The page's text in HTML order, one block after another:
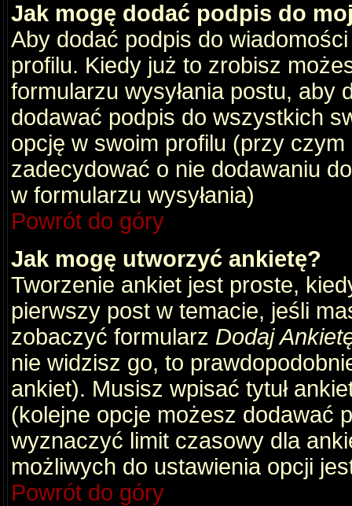
Jak mogę dodać podpis do
Aby dodać podpis do
profilu. Kiedy już to zrobisz
formularzu wysyłania postu,
dodawać podpis do wszystkich
opcję w swoim profilu (przy
zadecydować o nie dodawaniu
w formularzu wysyłania)
Powrót do góry
Jak mogę utworzyć ankietę?
Tworzenie ankiet jest proste,
pierwszy post w temacie, jeśli
zobaczyć formularz Dodaj
nie widzisz go, to
ankiet). Musisz wpisać tytuł
(kolejne opcje możesz dodawać
wyznaczyć limit czasowy dla
możliwych do ustawienia opcji
Powrót do góry